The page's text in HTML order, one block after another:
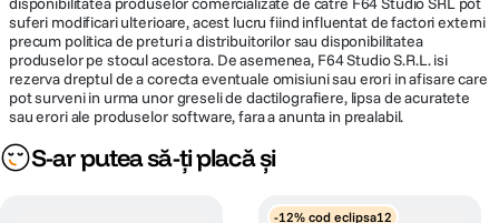
suferi modificari ulterioare, acest lucru fiind influentat de factori externi
precum politica de preturi a distribuitorilor sau disponibilitatea
produselor pe stocul acestora. De asemenea, F64 Studio S.R.L. isi
rezerva dreptul de a corecta eventuale omisiuni sau erori in afisare care
pot surveni in urma unor greseli de dactilografiere, lipsa de acuratete
sau erori ale produselor software, fara a anunta in prealabil.
S-ar putea să-ți placă și
-12% cod eclipsa12